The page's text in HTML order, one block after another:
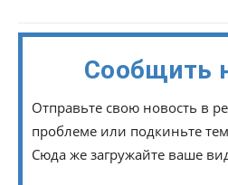
Сообщить
Отправьте свою новость в
проблеме или подкиньте
Сюда же загружайте ваше